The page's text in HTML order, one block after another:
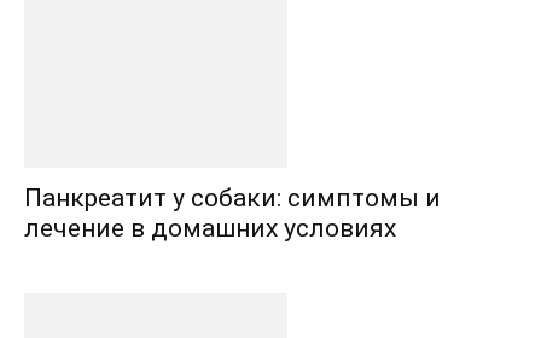
Панкреатит у собаки: симптомы и
лечение в домашних условиях